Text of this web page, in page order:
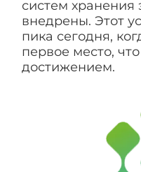
систем
внедрены. Этот
пика сегодня,
первое место,
достижением.